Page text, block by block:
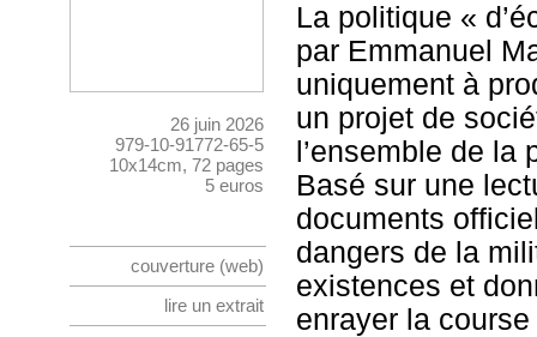
26 juin 2026
979-10-91772-65-5
10x14cm, 72 pages
5 euros
couverture (web)
lire un extrait
La politique «
par Emmanuel
uniquement à
un projet de
l’ensemble de la
Basé sur une
documents
dangers de la
existences et
enrayer la